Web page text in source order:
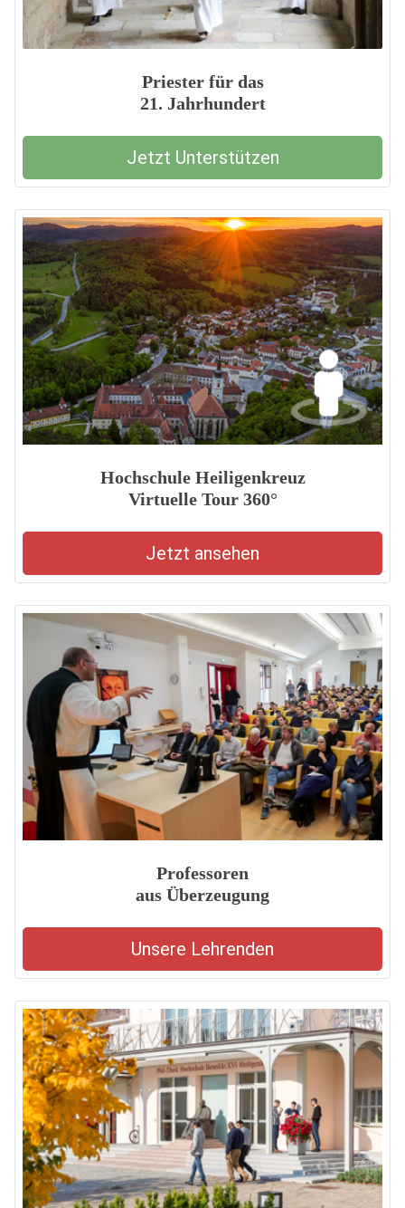
Priester für das
21. Jahrhundert
Jetzt Unterstützen
Hochschule Heiligenkreuz
Virtuelle Tour 360°
Jetzt ansehen
Professoren
aus Überzeugung
Unsere Lehrenden